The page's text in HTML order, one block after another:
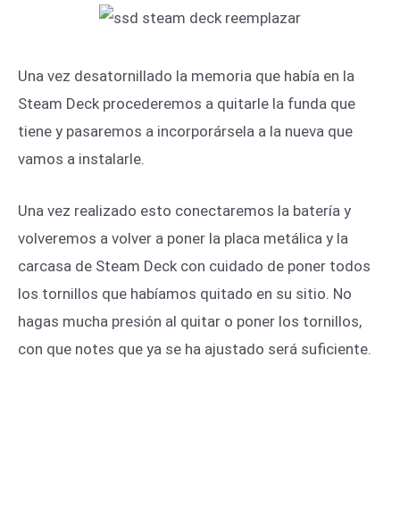
Una vez desatornillado la memoria que había en la
Steam Deck procederemos a quitarle la funda que
tiene y pasaremos a incorporársela a la nueva que
vamos a instalarle.
Una vez realizado esto conectaremos la batería y
volveremos a volver a poner la placa metálica y la
carcasa de Steam Deck con cuidado de poner todos
los tornillos que habíamos quitado en su sitio. No
hagas mucha presión al quitar o poner los tornillos,
con que notes que ya se ha ajustado será suficiente.